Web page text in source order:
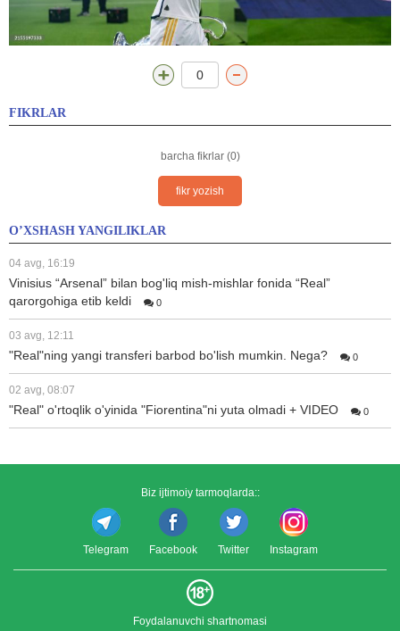
0
FIKRLAR
barcha fikrlar (0)
fikr yozish
O’XSHASH YANGILIKLAR
04 avg, 16:19
Vinisius “Arsenal” bilan bog'liq mish-mishlar fonida “Real”
qarorgohiga etib keldi
0
03 avg, 12:11
"Real"ning yangi transferi barbod bo'lish mumkin. Nega? 0
02 avg, 08:07
"Real" o'rtoqlik o'yinida "Fiorentina"ni yuta olmadi + VIDEO 0
Biz ijtimoiy tarmoqlarda::
Telegram Facebook Twitter Instagram
Foydalanuvchi shartnomasi